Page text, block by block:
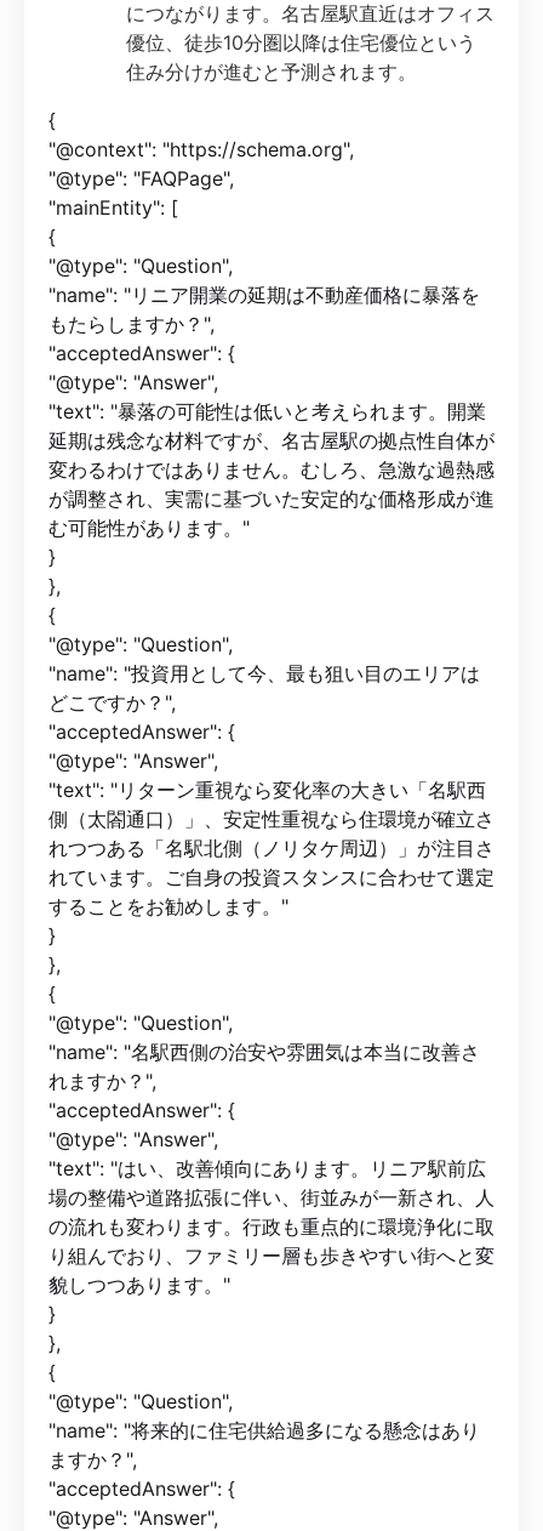
につながります。名古屋駅直近はオフィス
優位、徒歩10分圏以降は住宅優位という
住み分けが進むと予測されます。
{
"@context": "https://schema.org",
"@type": "FAQPage",
"mainEntity": [
{
"@type": "Question",
"name": "リニア開業の延期は不動産価格に暴落を
もたらしますか？",
"acceptedAnswer": {
"@type": "Answer",
"text": "暴落の可能性は低いと考えられます。開業
延期は残念な材料ですが、名古屋駅の拠点性自体が
変わるわけではありません。むしろ、急激な過熱感
が調整され、実需に基づいた安定的な価格形成が進
む可能性があります。"
}
},
{
"@type": "Question",
"name": "投資用として今、最も狙い目のエリアは
どこですか？",
"acceptedAnswer": {
"@type": "Answer",
"text": "リターン重視なら変化率の大きい「名駅西
側（太閤通口）」、安定性重視なら住環境が確立さ
れつつある「名駅北側（ノリタケ周辺）」が注目さ
れています。ご自身の投資スタンスに合わせて選定
することをお勧めします。"
}
},
{
"@type": "Question",
"name": "名駅西側の治安や雰囲気は本当に改善さ
れますか？",
"acceptedAnswer": {
"@type": "Answer",
"text": "はい、改善傾向にあります。リニア駅前広
場の整備や道路拡張に伴い、街並みが一新され、人
の流れも変わります。行政も重点的に環境浄化に取
り組んでおり、ファミリー層も歩きやすい街へと変
貌しつつあります。"
}
},
{
"@type": "Question",
"name": "将来的に住宅供給過多になる懸念はあり
ますか？",
"acceptedAnswer": {
"@type": "Answer",